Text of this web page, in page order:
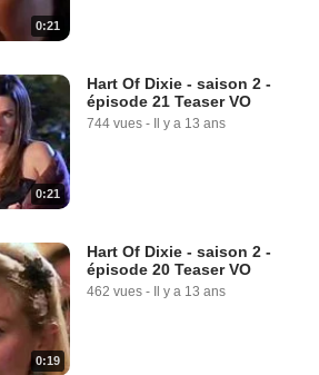
0:21
0:21
Hart Of Dixie - saison 2 -
épisode 21 Teaser VO
744 vues - Il y a 13 ans
0:19
Hart Of Dixie - saison 2 -
épisode 20 Teaser VO
462 vues - Il y a 13 ans